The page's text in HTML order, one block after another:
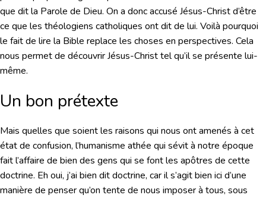
que dit la Parole de Dieu. On a donc accusé Jésus-Christ d’être
ce que les théologiens catholiques ont dit de lui. Voilà pourquoi
le fait de lire la Bible replace les choses en perspectives. Cela
nous permet de découvrir Jésus-Christ tel qu’il se présente lui-
même.
Un bon prétexte
Mais quelles que soient les raisons qui nous ont amenés à cet
état de confusion, l’humanisme athée qui sévit à notre époque
fait l’affaire de bien des gens qui se font les apôtres de cette
doctrine. Eh oui, j’ai bien dit doctrine, car il s’agit bien ici d’une
manière de penser qu’on tente de nous imposer à tous, sous